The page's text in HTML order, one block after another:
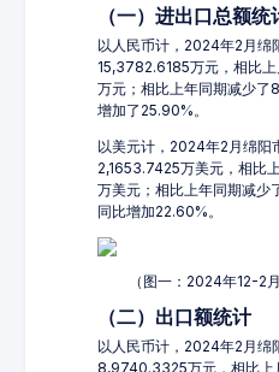
（一）进出口总额统
以人民币计，2024年2月绵
15,3782.6185万元，相比
万元；相比上年同期减少
增加了25.90%。
以美元计，2024年2月绵阳
2,1653.7425万美元，相比
万美元；相比上年同期减少
同比增加22.60%。
（图一：2024年12-2
（二）出口额统计
以人民币计，2024年2月绵
8,9740.3325万元，相比